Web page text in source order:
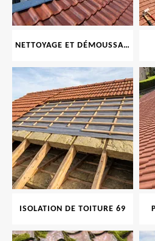
NETTOYAGE ET DÉMOUSSAGE DE TOITURE ET FAÇADE 69
ISOLATION DE TOITURE 69